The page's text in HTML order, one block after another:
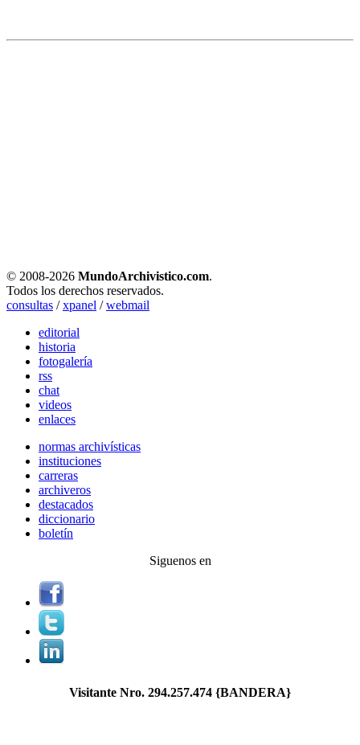
© 2008-2026 MundoArchivistico.com.
Todos los derechos reservados.
consultas /xpanel /webmail
editorial
historia
fotogalería
rss
chat
videos
enlaces
normas archivísticas
instituciones
carreras
archiveros
destacados
diccionario
boletín
Siguenos en
Visitante Nro. 294.257.474 {BANDERA}